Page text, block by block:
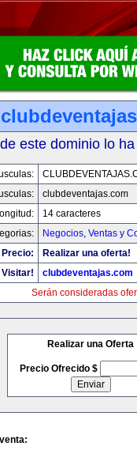
este dominio lo
clubdeventajas.com
14 caracteres
Negocios, Ventas y
Precio:
Realizar una oferta!
Visitar!
clubdeventajas.com
Serán consideradas
Realizar una Oferta
Precio Ofrecido $